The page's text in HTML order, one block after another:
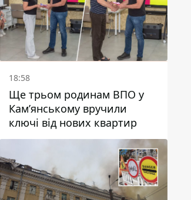
18:58
Ще трьом родинам ВПО у
Кам’янському вручили
ключі від нових квартир